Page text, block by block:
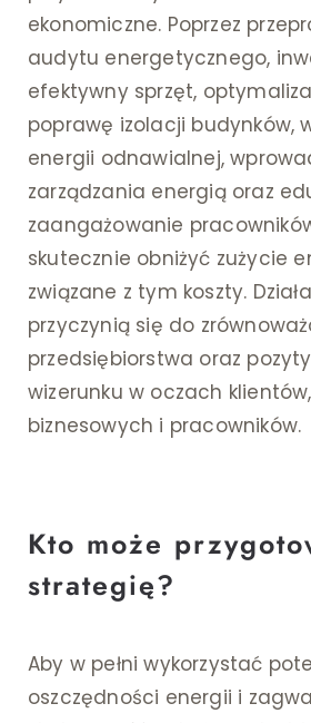
ekonomiczne. Poprzez
audytu energetycznego,
efektywny sprzęt,
poprawę izolacji budynków,
energii odnawialnej,
zarządzania energią oraz
zaangażowanie
skutecznie obniżyć zużycie
związane z tym koszty.
przyczynią się do
przedsiębiorstwa oraz
wizerunku w oczach
biznesowych i pracowników.
Kto może
strategię?
Aby w pełni wykorzystać
oszczędności energii i